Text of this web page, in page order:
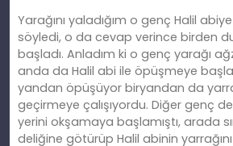
Yarağını yaladığım o genç Halil
söyledi, o da cevap verince birden
başladı. Anladım ki o genç yarağı
anda da Halil abi ile öpüşmeye
yandan öpüşüyor biryandan da
geçirmeye çalışıyordu. Diğer genç
yerini okşamaya başlamıştı, arada
deliğine götürüp Halil abinin